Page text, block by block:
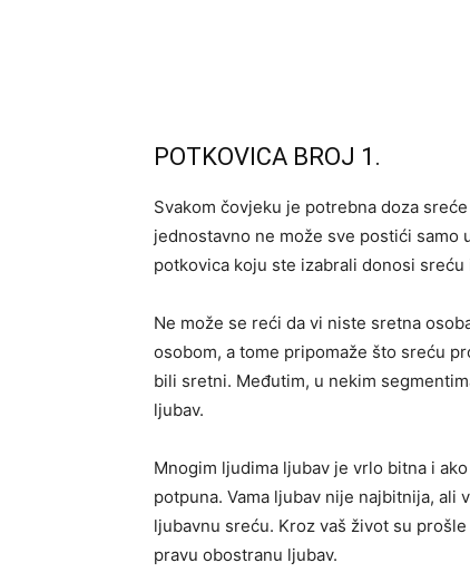
POTKOVICA BROJ 1.
Svakom čovjeku je potrebna doza
jednostavno ne može sve postići samo
potkovica koju ste izabrali donosi
Ne može se reći da vi niste sretna
osobom, a tome pripomaže što sreću
bili sretni. Međutim, u nekim
ljubav.
Mnogim ljudima ljubav je vrlo bitna i
potpuna. Vama ljubav nije najbitnija, ali
ljubavnu sreću. Kroz vaš život su
pravu obostranu ljubav.